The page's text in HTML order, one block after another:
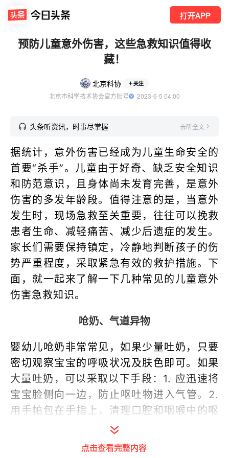
打开APP
预防儿童意外伤害，这些急救知识值得收
藏！
北京科协 关注
北京市科学技术协会官方账号
  2023-6-5 04:00
头条听资讯，时事尽掌握 去听全文
据统计，意外伤害已经成为儿童生命安全的
首要“杀手”。儿童由于好奇、缺乏安全知识
和防范意识，且身体尚未发育完善，是意外
伤害的多发年龄段。值得注意的是，当意外
发生时，现场急救至关重要，往往可以挽救
患者生命、减轻痛苦、减少后遗症的发生。
家长们需要保持镇定，冷静地判断孩子的伤
势严重程度，采取紧急有效的救护措施。下
面，就一起来了解一下几种常见的儿童意外
伤害急救知识。
呛奶、气道异物
婴幼儿呛奶非常常见，如果少量吐奶，只要
密切观察宝宝的呼吸状况及肤色即可。如果
大量吐奶，可以采取以下手段：1. 应迅速将
宝宝脸侧向一边，防止呕吐物进入气管。2.
用手帕包在手指上，清理口腔和咽喉中的呕
吐物，确保呼吸道畅通，然后用小棉棒清理
鼻孔。3.如果婴儿憋气不呼吸或皮肤青紫
点击查看完整内容